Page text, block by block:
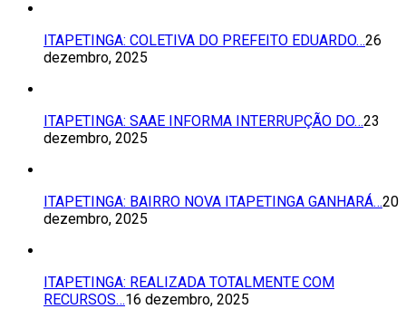
ITAPETINGA: COLETIVA DO PREFEITO EDUARDO…26
dezembro, 2025
ITAPETINGA: SAAE INFORMA INTERRUPÇÃO DO…23
dezembro, 2025
ITAPETINGA: BAIRRO NOVA ITAPETINGA GANHARÁ…20
dezembro, 2025
ITAPETINGA: REALIZADA TOTALMENTE COM
RECURSOS…16 dezembro, 2025